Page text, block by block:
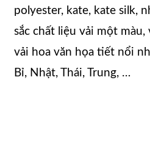
polyester, kate, kate silk,
sắc chất liệu vải một
vải hoa văn họa tiết nổi
Bỉ, Nhật, Thái, Trung, …